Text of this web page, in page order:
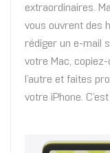
extraordinaires.
vous ouvrent des
rédiger un e‑mail
votre Mac, copiez-
l’autre et faites
votre iPhone.